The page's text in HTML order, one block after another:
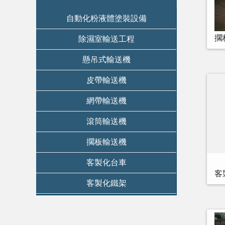
自動化粉液體塗裝設備
除濕室輸送工程
懸吊式輸送機
皮帶輸送機
網帶輸送機
滾筒輸送機
擱板輸送機
客製化台車
客製化鐵架
擱
客